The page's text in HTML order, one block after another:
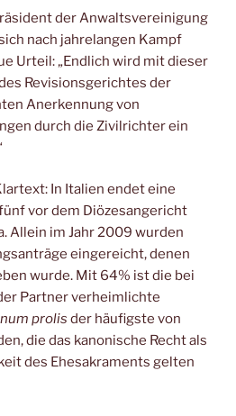
der Anwaltsvereinigung
nach jahrelangen Kampf
Urteil: „Endlich wird mit dieser
Revisionsgerichtes der
Anerkennung von
durch die Zivilrichter ein
In Italien endet eine
vor dem Diözesangericht
Allein im Jahr 2009 wurden
eingereicht, denen
wurde. Mit 64% ist die bei
Partner verheimlichte
prolis der häufigste von
die das kanonische Recht als
des Ehesakraments gelten